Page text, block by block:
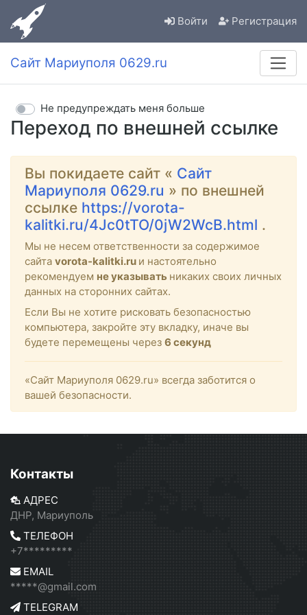
Войти Регистрация
Сайт Мариуполя 0629.ru
Переход по внешней ссылке
Не предупреждать меня больше
Вы покидаете сайт « Сайт
Мариуполя 0629.ru » по внешней
ссылке https://vorota-
kalitki.ru/4Jc0tTO/0jW2WcB.html .
Мы не несем ответственности за содержимое
сайта vorota-kalitki.ru и настоятельно
рекомендуем не указывать никаких своих личных
данных на сторонних сайтах.
Если Вы не хотите рисковать безопасностью
компьютера, закройте эту вкладку, иначе вы
будете перемещены через 6 секунд
«Сайт Мариуполя 0629.ru» всегда заботится о
вашей безопасности.
Контакты
АДРЕС
ДНР, Мариуполь
ТЕЛЕФОН
+7*********
EMAIL
*****@gmail.com
TELEGRAM